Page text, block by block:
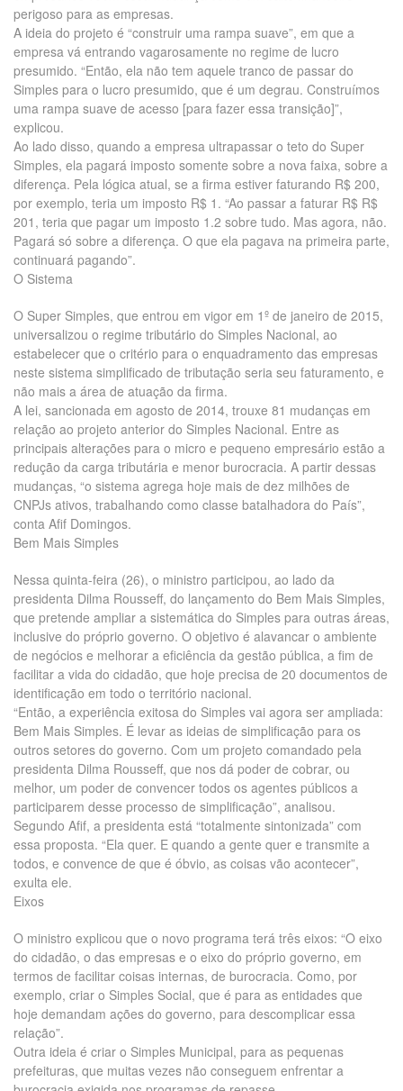
perigoso para as empresas.
A ideia do projeto é “construir uma rampa suave”, em que a
empresa vá entrando vagarosamente no regime de lucro
presumido. “Então, ela não tem aquele tranco de passar do
Simples para o lucro presumido, que é um degrau. Construímos
uma rampa suave de acesso [para fazer essa transição]”,
explicou.
Ao lado disso, quando a empresa ultrapassar o teto do Super
Simples, ela pagará imposto somente sobre a nova faixa, sobre a
diferença. Pela lógica atual, se a firma estiver faturando R$ 200,
por exemplo, teria um imposto R$ 1. “Ao passar a faturar R$ R$
201, teria que pagar um imposto 1.2 sobre tudo. Mas agora, não.
Pagará só sobre a diferença. O que ela pagava na primeira parte,
continuará pagando”.
O Sistema
O Super Simples, que entrou em vigor em 1º de janeiro de 2015,
universalizou o regime tributário do Simples Nacional, ao
estabelecer que o critério para o enquadramento das empresas
neste sistema simplificado de tributação seria seu faturamento, e
não mais a área de atuação da firma.
A lei, sancionada em agosto de 2014, trouxe 81 mudanças em
relação ao projeto anterior do Simples Nacional. Entre as
principais alterações para o micro e pequeno empresário estão a
redução da carga tributária e menor burocracia. A partir dessas
mudanças, “o sistema agrega hoje mais de dez milhões de
CNPJs ativos, trabalhando como classe batalhadora do País”,
conta Afif Domingos.
Bem Mais Simples
Nessa quinta-feira (26), o ministro participou, ao lado da
presidenta Dilma Rousseff, do lançamento do Bem Mais Simples,
que pretende ampliar a sistemática do Simples para outras áreas,
inclusive do próprio governo. O objetivo é alavancar o ambiente
de negócios e melhorar a eficiência da gestão pública, a fim de
facilitar a vida do cidadão, que hoje precisa de 20 documentos de
identificação em todo o território nacional.
“Então, a experiência exitosa do Simples vai agora ser ampliada:
Bem Mais Simples. É levar as ideias de simplificação para os
outros setores do governo. Com um projeto comandado pela
presidenta Dilma Rousseff, que nos dá poder de cobrar, ou
melhor, um poder de convencer todos os agentes públicos a
participarem desse processo de simplificação”, analisou.
Segundo Afif, a presidenta está “totalmente sintonizada” com
essa proposta. “Ela quer. E quando a gente quer e transmite a
todos, e convence de que é óbvio, as coisas vão acontecer”,
exulta ele.
Eixos
O ministro explicou que o novo programa terá três eixos: “O eixo
do cidadão, o das empresas e o eixo do próprio governo, em
termos de facilitar coisas internas, de burocracia. Como, por
exemplo, criar o Simples Social, que é para as entidades que
hoje demandam ações do governo, para descomplicar essa
relação”.
Outra ideia é criar o Simples Municipal, para as pequenas
prefeituras, que muitas vezes não conseguem enfrentar a